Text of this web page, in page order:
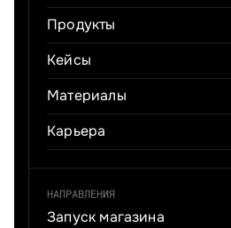
Продукты
Кейсы
Материалы
Карьера
НАПРАВЛЕНИЯ
Запуск магазина